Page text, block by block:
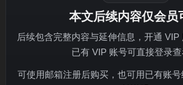
本文后续内容仅会员
后续包含完整内容与延伸信息，开通 VIP
已有 VIP 账号可直接登录查
可使用邮箱注册后购买，也可用已有账号